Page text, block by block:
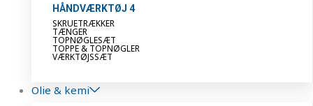
HÅNDVÆRKTØJ 4
SKRUETRÆKKER
TÆNGER
TOPNØGLESÆT
TOPPE & TOPNØGLER
VÆRKTØJSSÆT
Olie & kemi